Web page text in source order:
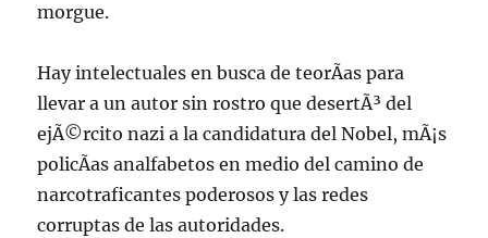
morgue.
Hay intelectuales en busca de teorÃ­as para
llevar a un autor sin rostro que desertÃ³ del
ejÃ©rcito nazi a la candidatura del Nobel, mÃ¡s
policÃ­as analfabetos en medio del camino de
narcotraficantes poderosos y las redes
corruptas de las autoridades.